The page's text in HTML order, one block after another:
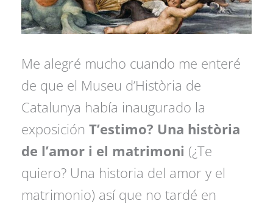
Me alegré mucho cuando me enteré
de que el Museu d’Història de
Catalunya había inaugurado la
exposiciónT’estimo? Una història
de l’amor i el matrimoni (¿Te
quiero? Una historia del amor y el
matrimonio) así que no tardé en